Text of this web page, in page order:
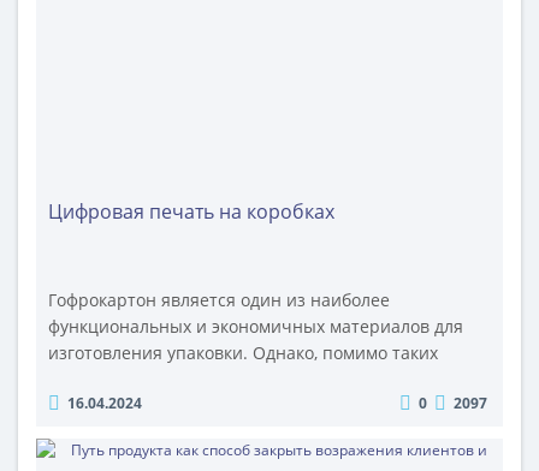
Цифровая печать на коробках
Гофрокартон является один из наиболее
функциональных и экономичных материалов для
изготовления упаковки. Однако, помимо таких
сегодня продавцов немало интересует внешний вид
индивидуальность своей продукции, в том числе с
16.04.2024 0 2097